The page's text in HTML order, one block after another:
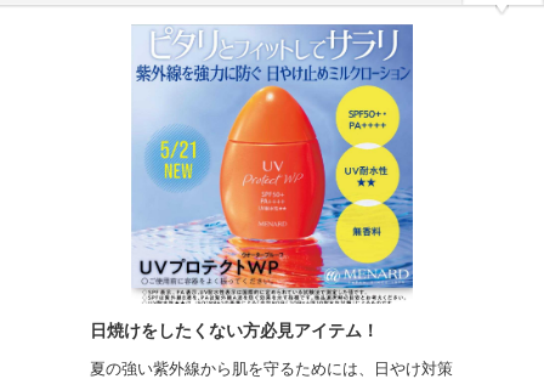
日焼けをしたくない方必見アイテム！
夏の強い紫外線から肌を守るためには、日やけ対策